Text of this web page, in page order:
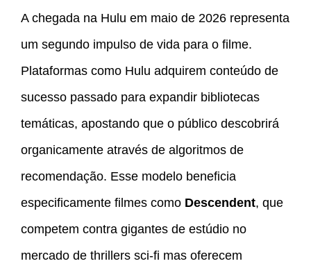
A chegada na Hulu em maio de 2026 representa
um segundo impulso de vida para o filme.
Plataformas como Hulu adquirem conteúdo de
sucesso passado para expandir bibliotecas
temáticas, apostando que o público descobrirá
organicamente através de algoritmos de
recomendação. Esse modelo beneficia
especificamente filmes como Descendent, que
competem contra gigantes de estúdio no
mercado de thrillers sci-fi mas oferecem